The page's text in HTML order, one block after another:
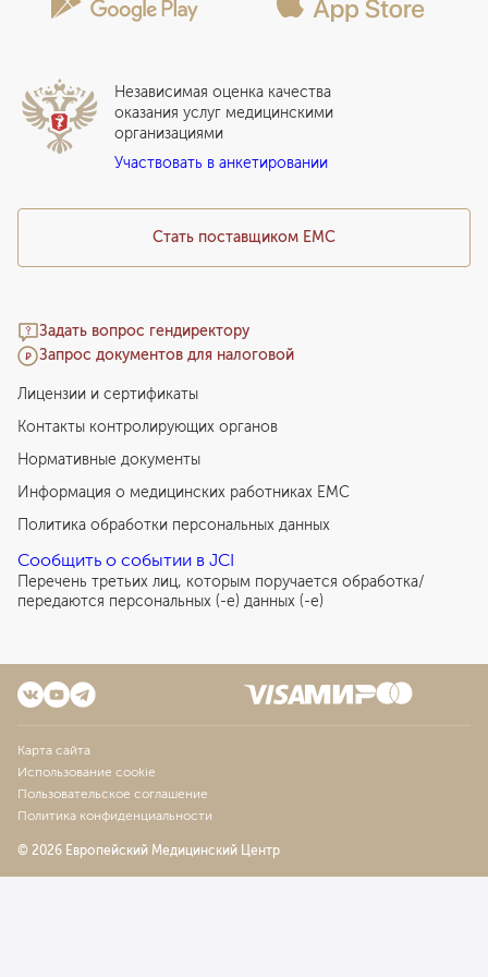
Сотрудничество
Стационар
Прайс-лист
Подарочный сертификат EMC
Медицинский туризм
Статьи
Программы привилегий
Стать поставщиком ЕМС
Задать вопрос гендиректору
Запрос документов для налоговой
Независимая оценка качества
оказания услуг медицинскими
организациями
Участвовать в анкетировании
Лицензии и сертификаты
Контакты контролирующих органов
Нормативные документы
Информация о медицинских работниках EMC
Политика обработки персональных данных
Сообщить о событии в JCI
Перечень третьих лиц, которым поручается обработка/
передаются персональных (-е) данных (-е)
Карта сайта
Использование cookie
Пользовательское соглашение
Политика конфиденциальности
© 2026 Европейский Медицинский Центр